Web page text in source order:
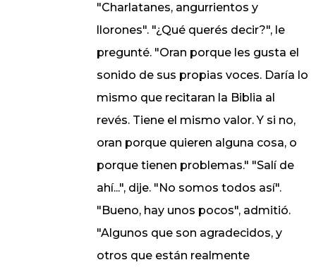
"Charlatanes, angurrientos y
llorones". "¿Qué querés decir?", le
pregunté. "Oran porque les gusta el
sonido de sus propias voces. Daría lo
mismo que recitaran la Biblia al
revés. Tiene el mismo valor. Y si no,
oran porque quieren alguna cosa, o
porque tienen problemas." "Salí de
ahí...", dije. "No somos todos así".
"Bueno, hay unos pocos", admitió.
"Algunos que son agradecidos, y
otros que están realmente